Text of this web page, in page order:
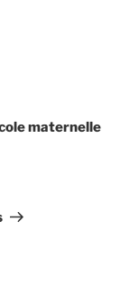
maternelle